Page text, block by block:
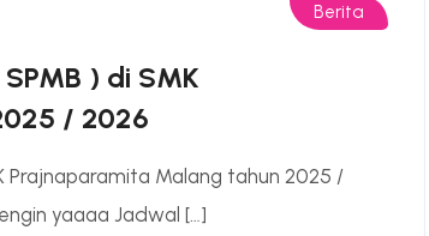
Berita
) di SMK
/ 2026
Prajnaparamita Malang tahun 2025 /
yaaaa Jadwal […]